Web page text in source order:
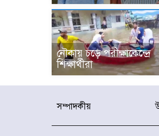
নৌকায় চড়ে পরীক্ষাকেন্দ্রে
শিক্ষার্থীরা
সম্পাদকীয়